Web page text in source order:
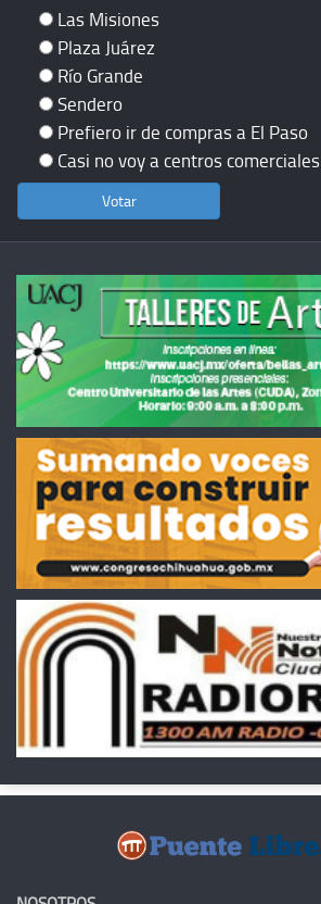
Las Misiones
Plaza Juárez
Río Grande
Sendero
Prefiero ir de compras a El Paso
Casi no voy a centros comerciales